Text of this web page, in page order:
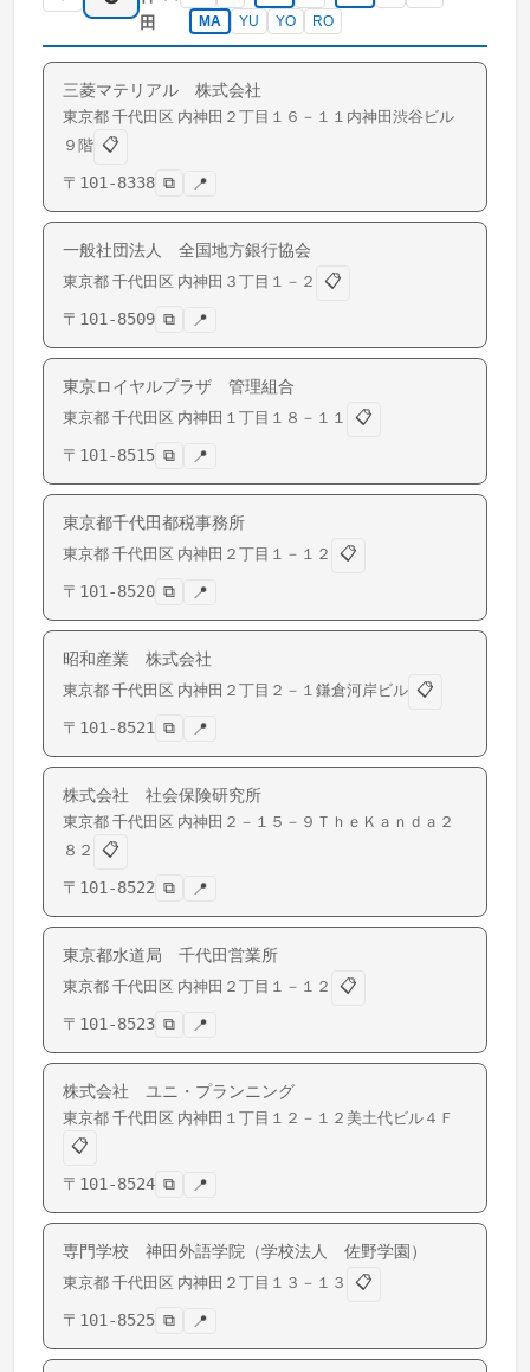
田
MA
YU YO RO
三菱マテリアル 株式会社
東京都 千代田区 内神田 ２丁目１６－１１内神田渋谷ビル
９階 📋
〒 101-8338 ⧉ 📍
一般社団法人 全国地方銀行協会
東京都 千代田区 内神田 ３丁目１－２
📋
〒 101-8509 ⧉ 📍
東京ロイヤルプラザ 管理組合
東京都 千代田区 内神田 １丁目１８－１１
📋
〒 101-8515 ⧉ 📍
東京都千代田都税事務所
東京都 千代田区 内神田 ２丁目１－１２
📋
〒 101-8520 ⧉ 📍
昭和産業 株式会社
東京都 千代田区 内神田 ２丁目２－１鎌倉河岸ビル 📋
〒 101-8521 ⧉ 📍
株式会社 社会保険研究所
東京都 千代田区 内神田 ２－１５－９ＴｈｅＫａｎｄａ２
８２
📋
〒 101-8522 ⧉ 📍
東京都水道局 千代田営業所
東京都 千代田区 内神田 ２丁目１－１２
📋
〒 101-8523 ⧉ 📍
株式会社 ユニ・プランニング
東京都 千代田区 内神田 １丁目１２－１２美土代ビル４Ｆ
📋
〒 101-8524 ⧉ 📍
専門学校 神田外語学院（学校法人 佐野学園）
東京都 千代田区 内神田 ２丁目１３－１３
📋
〒 101-8525 ⧉ 📍